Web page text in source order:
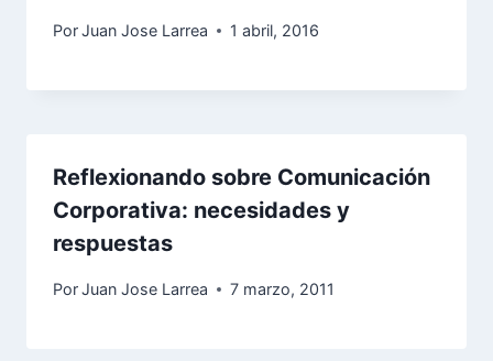
PorJuan Jose Larrea 1 abril, 2016
Reflexionando sobre Comunicación
Corporativa: necesidades y
respuestas
PorJuan Jose Larrea 7 marzo, 2011